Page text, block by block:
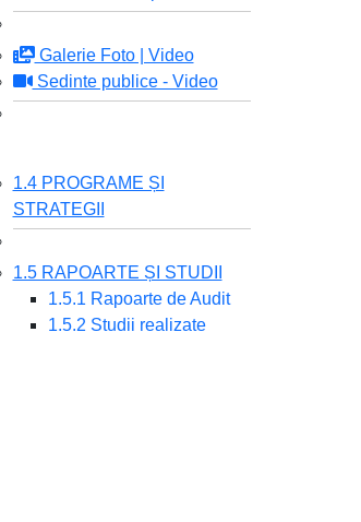
Galerie Foto | Video
Sedinte publice - Video
1.4 PROGRAME ȘI
STRATEGII
1.5 RAPOARTE ȘI STUDII
1.5.1 Rapoarte de Audit
1.5.2 Studii realizate